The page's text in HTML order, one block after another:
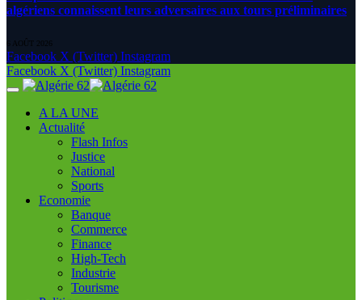
algériens connaissent leurs adversaires aux tours préliminaires
6 AOÛT 2026
Facebook X (Twitter) Instagram
Facebook X (Twitter) Instagram
A LA UNE
Actualité
Flash Infos
Justice
National
Sports
Economie
Banque
Commerce
Finance
High-Tech
Industrie
Tourisme